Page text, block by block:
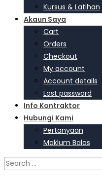
Kursus & Latihan
Akaun Saya
Cart
Orders
Checkout
My account
Account details
Lost password
Info Kontraktor
Hubungi Kami
Pertanyaan
Maklum Balas
Search